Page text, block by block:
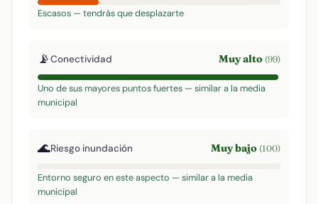
Escasos — tendrás que desplazarte
📡Conectividad Muy alto (99)
Uno de sus mayores puntos fuertes — similar a la media
municipal
🌊Riesgo inundación Muy bajo (100)
Entorno seguro en este aspecto — similar a la media
municipal